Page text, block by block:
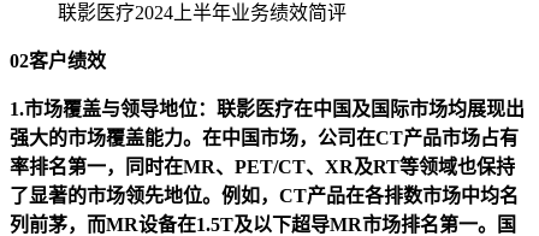
联影医疗2024上半年业务绩效简评
02客户绩效
1.市场覆盖与领导地位：联影医疗在中国及国际市场均展现出
强大的市场覆盖能力。在中国市场，公司在CT产品市场占有
率排名第一，同时在MR、PET/CT、XR及RT等领域也保持
了显著的市场领先地位。例如，CT产品在各排数市场中均名
列前茅，而MR设备在1.5T及以下超导MR市场排名第一。国